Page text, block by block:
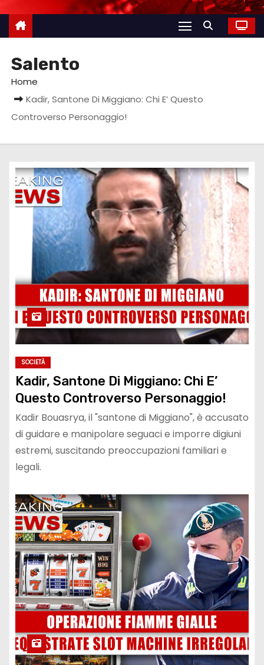
Salento
Home
Kadir, Santone Di Miggiano: Chi E’ Questo
Controverso Personaggio!
SOCIETÀ
Kadir, Santone Di Miggiano: Chi E’
Questo Controverso Personaggio!
Kadir Bouasrya, il "santone di Miggiano", è accusato
di guidare e manipolare seguaci e imporre digiuni
estremi, suscitando preoccupazioni familiari e
legali.